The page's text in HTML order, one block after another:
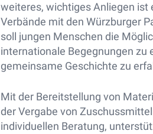
weiteres, wichtiges Anliegen ist
Verbände mit den Würzburger
soll jungen Menschen die
internationale Begegnungen zu
gemeinsame Geschichte zu
Mit der Bereitstellung von
der Vergabe von
individuellen Beratung,